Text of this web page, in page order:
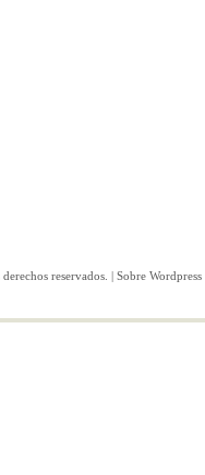
reservados. | Sobre Wordpress